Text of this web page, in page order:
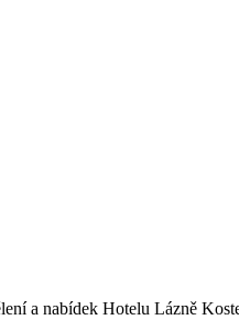
a nabídek Hotelu Lázně